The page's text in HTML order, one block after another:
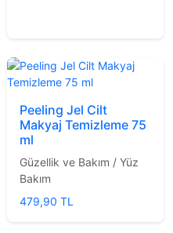
Peeling Jel Cilt
Makyaj Temizleme 75
ml
Güzellik ve Bakım / Yüz
Bakım
479,90 TL